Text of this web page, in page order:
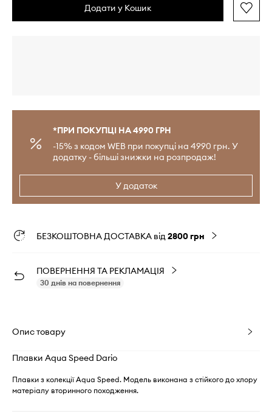
Додати у Кошик
*ПРИ ПОКУПЦІ НА 4990 ГРН
-15% з кодом WEB при покупці на 4990 грн. У
додатку - більші знижки на розпродаж!
У додаток
БЕЗКОШТОВНА ДОСТАВКА від2800 грн
ПОВЕРНЕННЯ ТА РЕКЛАМАЦІЯ
30 днів на повернення
Опис товару
Плавки Aqua Speed Dario
Плавки з колекції Aqua Speed. Модель виконана з стійкого до хлору
матеріалу вторинного походження.